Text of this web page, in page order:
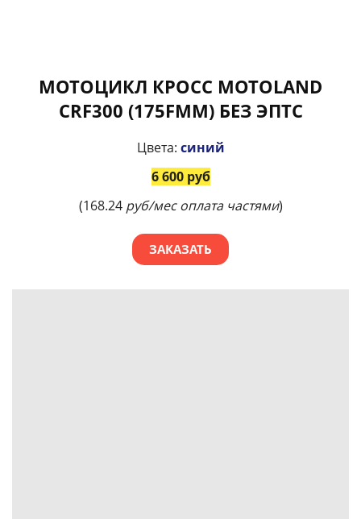
МОТОЦИКЛ КРОСС MOTOLAND
CRF300 (175FMM) БЕЗ ЭПТС
Цвета: синий
6 600 руб
(168.24 руб/мес оплата частями)
ЗАКАЗАТЬ